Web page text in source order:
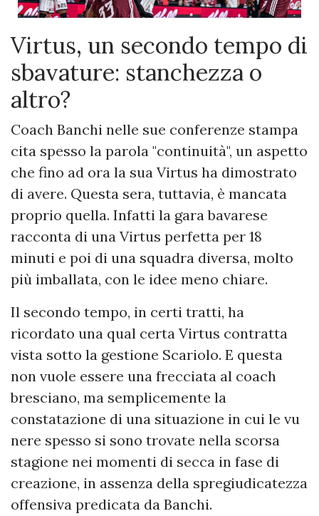
Virtus, un secondo tempo di
sbavature: stanchezza o
altro?
Coach Banchi nelle sue conferenze stampa
cita spesso la parola "continuità", un aspetto
che fino ad ora la sua Virtus ha dimostrato
di avere. Questa sera, tuttavia, è mancata
proprio quella. Infatti la gara bavarese
racconta di una Virtus perfetta per 18
minuti e poi di una squadra diversa, molto
più imballata, con le idee meno chiare.
Il secondo tempo, in certi tratti, ha
ricordato una qual certa Virtus contratta
vista sotto la gestione Scariolo. E questa
non vuole essere una frecciata al coach
bresciano, ma semplicemente la
constatazione di una situazione in cui le vu
nere spesso si sono trovate nella scorsa
stagione nei momenti di secca in fase di
creazione, in assenza della spregiudicatezza
offensiva predicata da Banchi.